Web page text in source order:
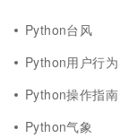
Python台风
Python用户行为
Python操作指南
Python气象